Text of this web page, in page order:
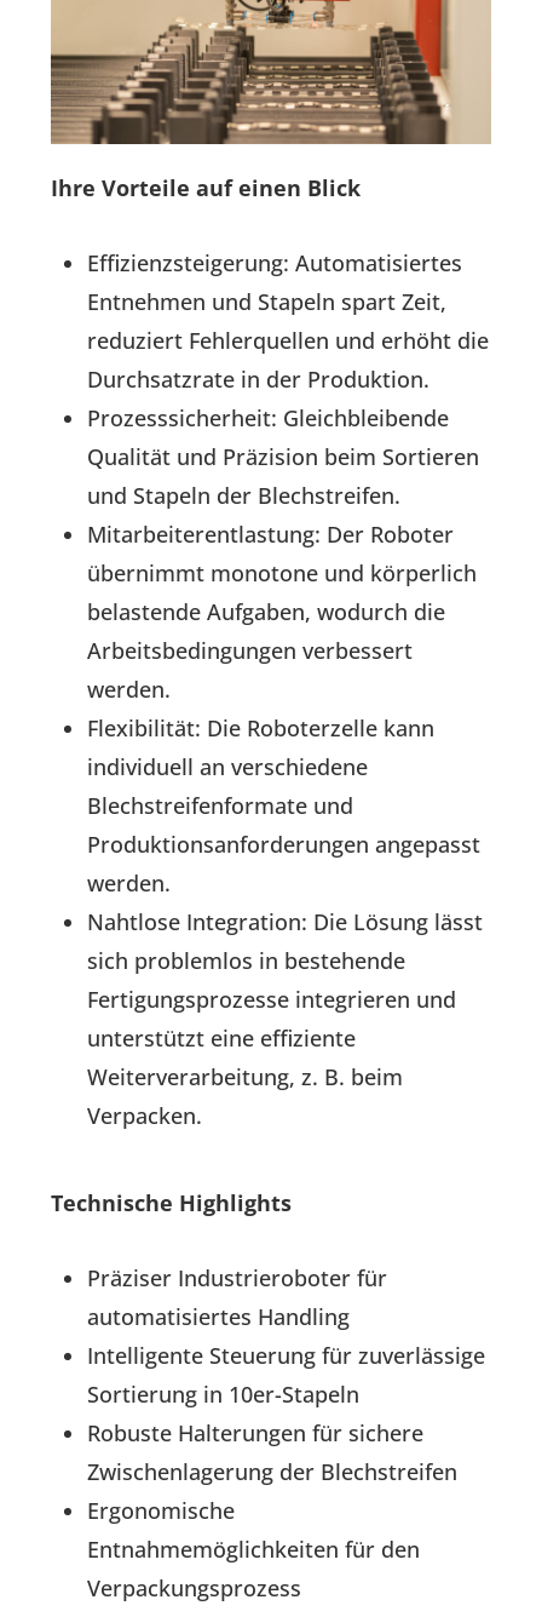
Ihre Vorteile auf einen Blick
Effizienzsteigerung: Automatisiertes
Entnehmen und Stapeln spart Zeit,
reduziert Fehlerquellen und erhöht die
Durchsatzrate in der Produktion.
Prozesssicherheit: Gleichbleibende
Qualität und Präzision beim Sortieren
und Stapeln der Blechstreifen.
Mitarbeiterentlastung: Der Roboter
übernimmt monotone und körperlich
belastende Aufgaben, wodurch die
Arbeitsbedingungen verbessert
werden.
Flexibilität: Die Roboterzelle kann
individuell an verschiedene
Blechstreifenformate und
Produktionsanforderungen angepasst
werden.
Nahtlose Integration: Die Lösung lässt
sich problemlos in bestehende
Fertigungsprozesse integrieren und
unterstützt eine effiziente
Weiterverarbeitung, z. B. beim
Verpacken.
Technische Highlights
Präziser Industrieroboter für
automatisiertes Handling
Intelligente Steuerung für zuverlässige
Sortierung in 10er-Stapeln
Robuste Halterungen für sichere
Zwischenlagerung der Blechstreifen
Ergonomische
Entnahmemöglichkeiten für den
Verpackungsprozess